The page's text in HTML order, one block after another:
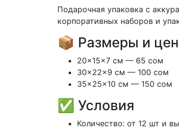
Подарочная упаковка с
корпоративных наборов и
📦 Размеры и
20×15×7 см — 65 сом
30×22×9 см — 100 сом
35×25×10 см — 150 сом
✅ Условия
Количество: от 12 шт и